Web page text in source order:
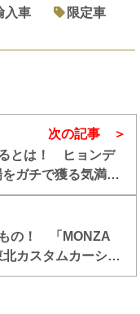
入車
限定車
の！ 「MONZA
カスタムカーショ
次の記事
るとは！ ヒョンデ
ガチで獲る気満々